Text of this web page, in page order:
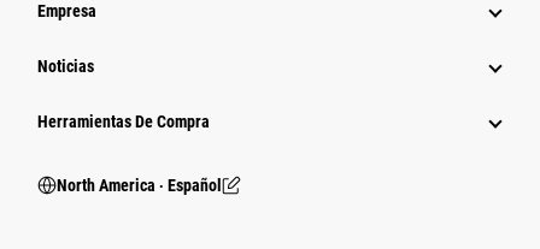
Empresa
Noticias
Herramientas De Compra
North America ‧ Español